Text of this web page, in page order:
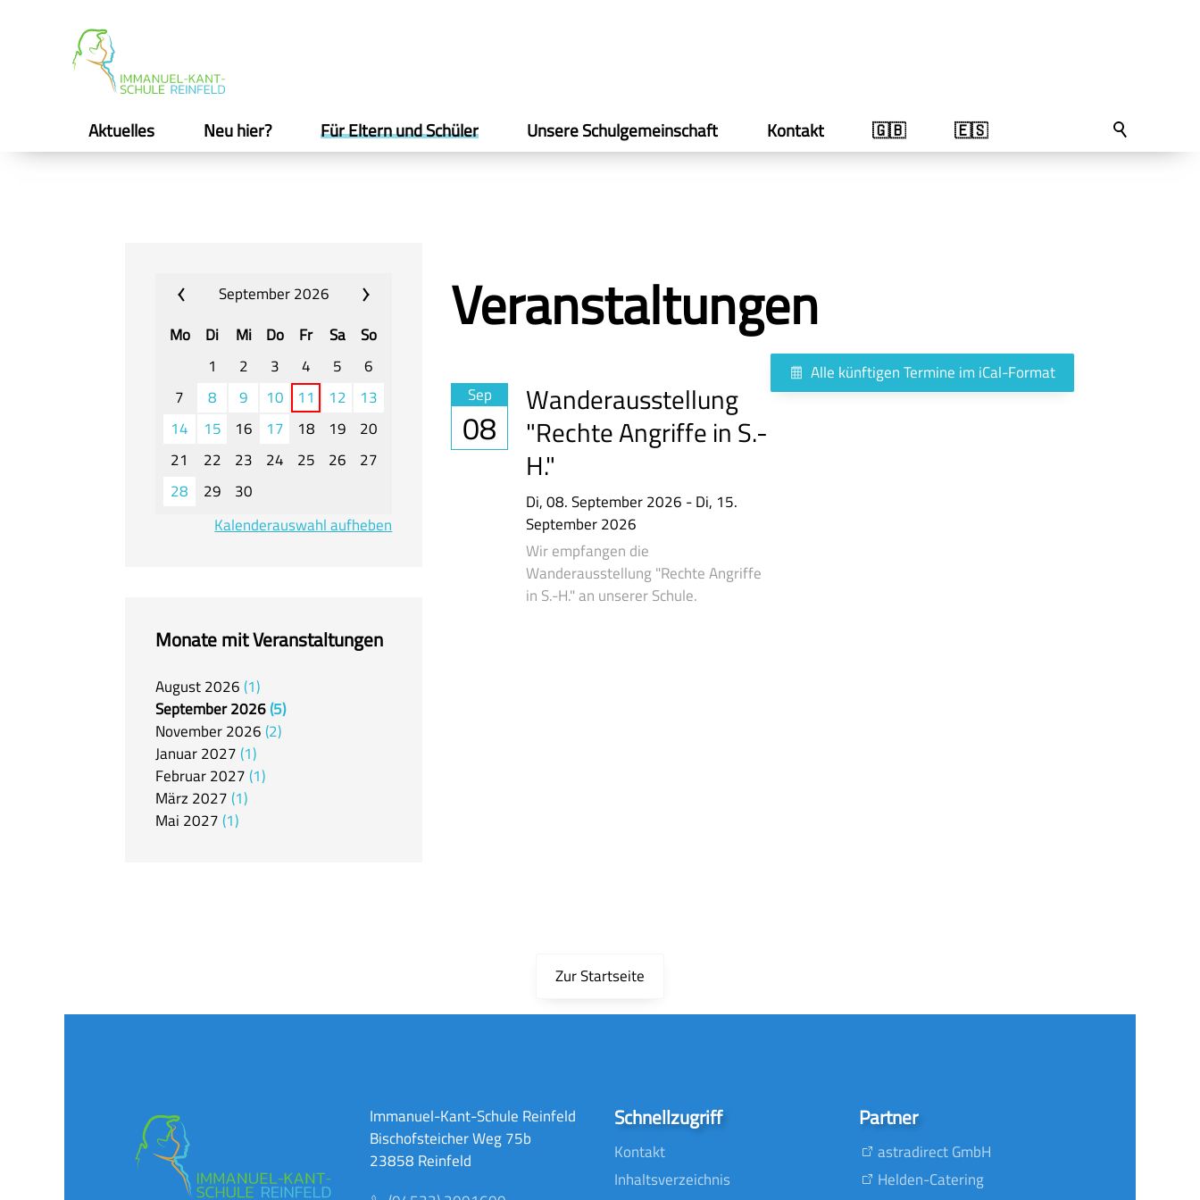
Aktuelles Neu hier? Für Eltern und Schüler Unsere Schulgemeinschaft Kontakt 🇬🇧 🇪🇸
September 2026
Mo
Di Mi Do Fr Sa
So
1
2 3 4 5
6
7
8 9 10 11 12
13
14
15 16 17 18 19
20
21
22 23 24 25 26
27
28
29
30
Kalenderauswahl aufheben
Monate mit Veranstaltungen
August2026 1
September2026 5
November2026 2
Januar2027 1
Februar2027 1
März 2027 1
Mai 2027 1
Veranstaltungen
Alle künftigen Termine im iCal-Format
Sep
08
Wanderausstellung
"Rechte Angriffe in S.-
H."
Di,08. September 2026 -Di, 15.
September 2026
Wir empfangen die
Wanderausstellung "Rechte Angriffe
in S.-H." an unserer Schule.
Zur Startseite
Immanuel-Kant-Schule Reinfeld
Bischofsteicher Weg 75b
23858 Reinfeld
Schnellzugriff
Kontakt
Inhaltsverzeichnis
Partner
astradirect GmbH
Helden-Catering